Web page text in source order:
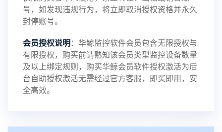
2023-01-12 V3.3
号，如发现违规行为，将立即取消授权资格并永久
封停账号。
会员授权说明 ：华鲸监控软件会员包含无限授权与
有限授权，购买前请熟知该会员类型监控设备数量
及以上绑定规则，购买华鲸会员软件授权激活为后
台自助授权激活无需经过官方客服，即买即用，安
全高效。